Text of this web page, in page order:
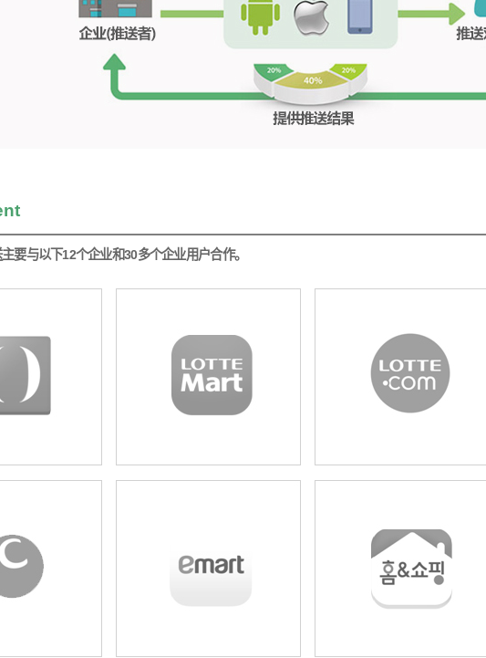
要与以下12个企业和30多个企业用户合作。